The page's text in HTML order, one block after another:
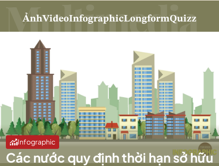
ẢnhVideoInfographicLongformQuizz
Infographic
Các nước quy định thời hạn sở hữu